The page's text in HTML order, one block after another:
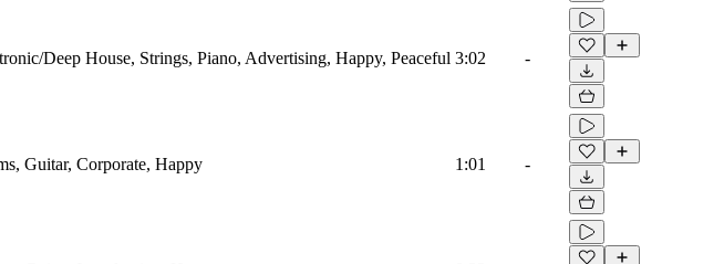
Deep House, Strings, Piano, Advertising, Happy, Peaceful 3:02 -
Guitar, Corporate, Happy 1:01 -